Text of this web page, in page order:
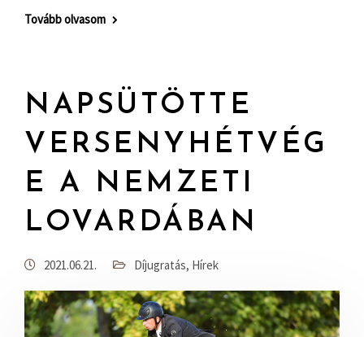
Tovább olvasom
NAPSÜTÖTTE
VERSENYHÉTVÉG
E A NEMZETI
LOVARDÁBAN
2021.06.21. Díjugratás, Hírek